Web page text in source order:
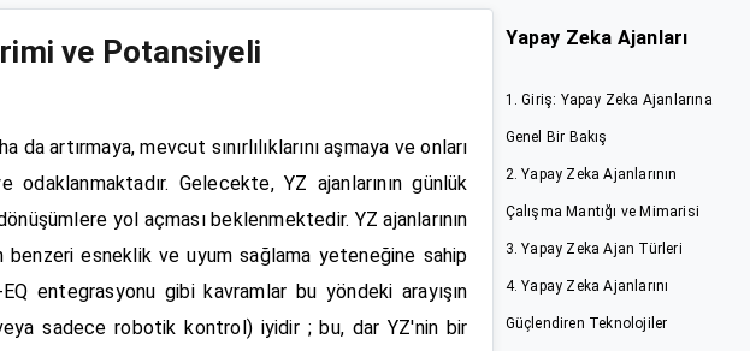
ve Potansiyeli
artırmaya, mevcut sınırlılıklarını aşmaya ve onları
Gelecekte, YZ ajanlarının günlük
yol açması beklenmektedir. YZ ajanlarının
esneklik ve uyum sağlama yeteneğine sahip
entegrasyonu gibi kavramlar bu yöndeki arayışın
sadece robotik kontrol) iyidir ; bu, dar YZ'nin bir
Yapay Zeka Ajanları
1. Giriş: Yapay Zeka Ajanlarına
Genel Bir Bakış
2. Yapay Zeka Ajanlarının
Çalışma Mantığı ve Mimarisi
3. Yapay Zeka Ajan Türleri
4. Yapay Zeka Ajanlarını
Güçlendiren Teknolojiler